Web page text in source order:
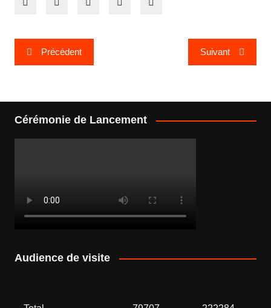
Navigation
de
Précédent Suivant
Cérémonie de Lancement
Audience de visite